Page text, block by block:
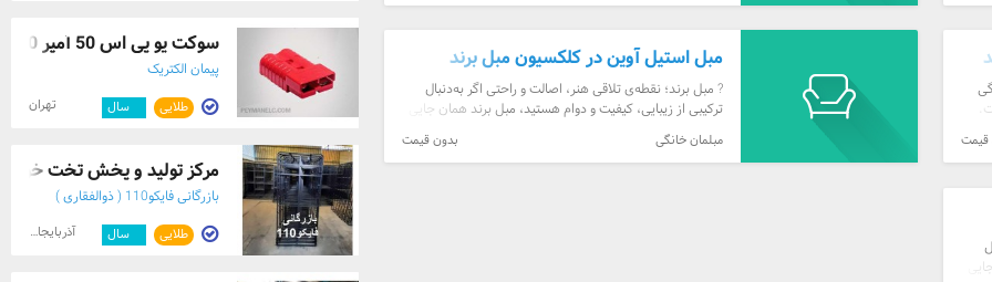
قیمت
مبل استیل آوین در کلکسیون مبل برند
? مبل برند؛ نقطه‌ی تلاقی هنر، اصالت و راحتی اگر به‌دنبال
ترکیبی از زیبایی، کیفیت و دوام هستید، مبل برند همان جایی
است که باید باشید. در این مجموعه‌ی معتبر، سه ...
مبلمان خانگی بدون قیمت
سوکت یو پی اس 50 آمپر Anderson SB50 | سو ...
پیمان الکتریک
طلایی سال تهران
مرکز تولید و پخش تخت خواب
بازرگانی فایکو110 ( ذوالفقاری )
طلایی سال آذربایجان شرقی